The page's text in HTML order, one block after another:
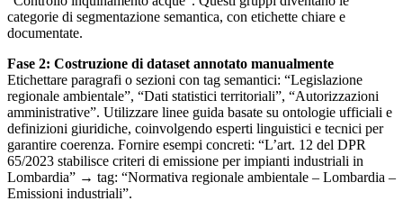
categorie di segmentazione semantica, con etichette chiare e
documentate.
Fase 2: Costruzione di dataset annotato manualmente
Etichettare paragrafi o sezioni con tag semantici: “Legislazione
regionale ambientale”, “Dati statistici territoriali”, “Autorizzazioni
amministrative”. Utilizzare linee guida basate su ontologie ufficiali e
definizioni giuridiche, coinvolgendo esperti linguistici e tecnici per
garantire coerenza. Fornire esempi concreti: “L’art. 12 del DPR
65/2023 stabilisce criteri di emissione per impianti industriali in
Lombardia” → tag: “Normativa regionale ambientale – Lombardia –
Emissioni industriali”.